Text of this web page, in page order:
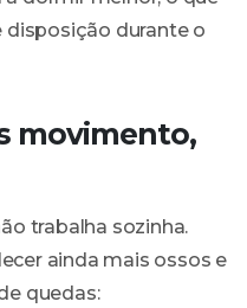
disposição durante o
movimento,
trabalha sozinha.
ainda mais ossos e
quedas: